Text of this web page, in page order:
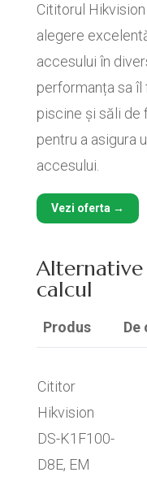
Cititorul
alegere
accesului în
performanța sa îl
piscine și săli de
pentru a asigura
accesului.
Vezi oferta →
calcul
Produs De
Cititor
Hikvision
DS-K1F100-
D8E, EM